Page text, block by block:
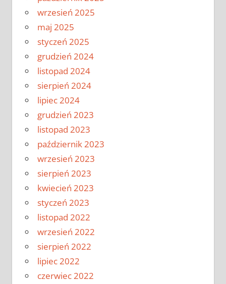
wrzesień 2025
maj 2025
styczeń 2025
grudzień 2024
listopad 2024
sierpień 2024
lipiec 2024
grudzień 2023
listopad 2023
październik 2023
wrzesień 2023
sierpień 2023
kwiecień 2023
styczeń 2023
listopad 2022
wrzesień 2022
sierpień 2022
lipiec 2022
czerwiec 2022